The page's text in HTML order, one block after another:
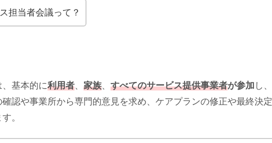
担当者会議って？
、基本的に利用者、 家族、 すべてのサービス提供事業者が参加 し、
認や事業所から専門的意見を求め、ケアプランの修正や最終決定
。